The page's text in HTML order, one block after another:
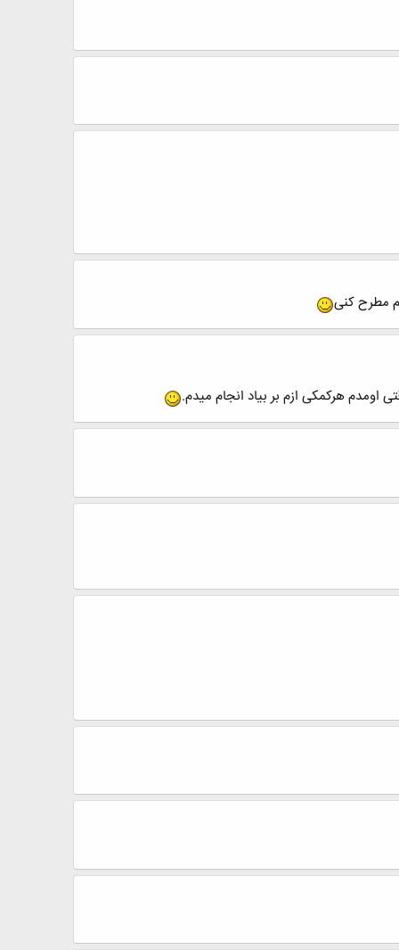
هرکمکی ازم بر بیاد انجام میدم.